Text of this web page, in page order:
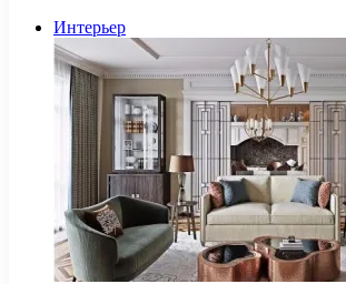
Интерьер